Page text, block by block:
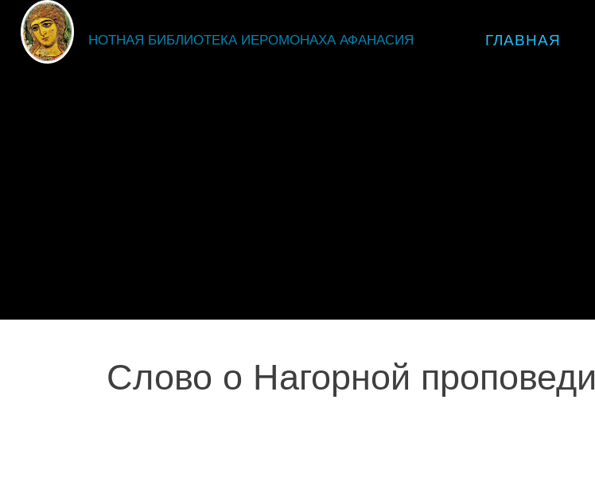
fdsgsdg
НОТНАЯ БИБЛИОТЕКА ИЕРОМОНАХА АФАНАСИЯ
ГЛАВНАЯ
Слово о Нагорной проповеди